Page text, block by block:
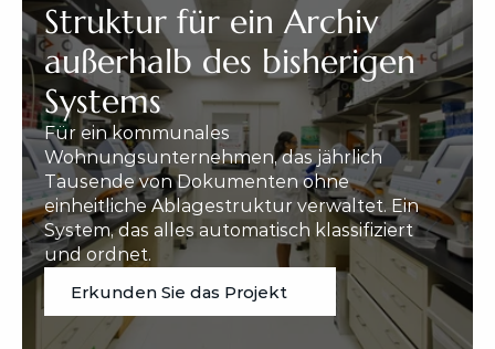
Struktur für ein Archiv
außerhalb des bisherigen
Systems
Für ein kommunales
Wohnungsunternehmen, das jährlich
Tausende von Dokumenten ohne
einheitliche Ablagestruktur verwaltet. Ein
System, das alles automatisch klassifiziert
und ordnet.
Erkunden Sie das Projekt